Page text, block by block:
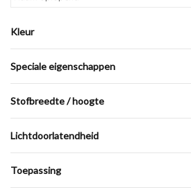
Kleur
Speciale eigenschappen
Stofbreedte / hoogte
Lichtdoorlatendheid
Toepassing